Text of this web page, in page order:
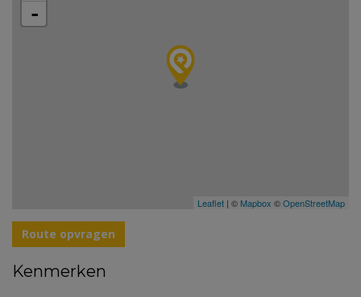
-
Leaflet | © Mapbox ©OpenStreetMap
Route opvragen
Kenmerken